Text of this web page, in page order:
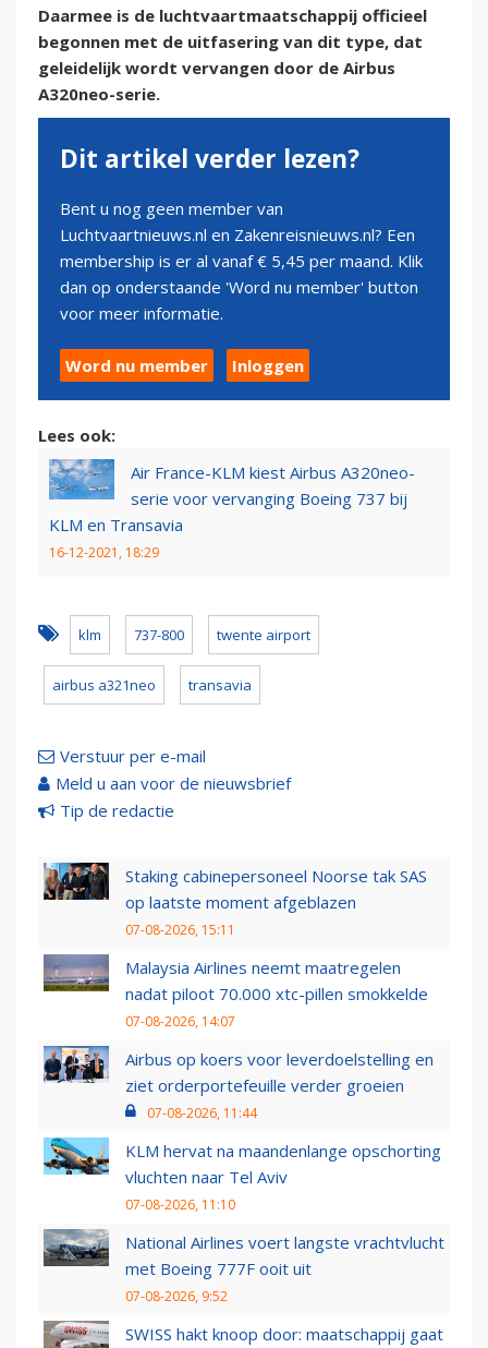
Daarmee is de luchtvaartmaatschappij officieel
begonnen met de uitfasering van dit type, dat
geleidelijk wordt vervangen door de Airbus
A320neo-serie.
Dit artikel verder lezen?
Bent u nog geen member van
Luchtvaartnieuws.nl en Zakenreisnieuws.nl? Een
membership is er al vanaf € 5,45 per maand. Klik
dan op onderstaande 'Word nu member' button
voor meer informatie.
Word nu member Inloggen
Lees ook:
Air France-KLM kiest Airbus A320neo-
serie voor vervanging Boeing 737 bij
KLM en Transavia
16-12-2021, 18:29
klm 737-800 twente airport
airbus a321neo transavia
Verstuur per e-mail
Meld u aan voor de nieuwsbrief
Tip de redactie
Staking cabinepersoneel Noorse tak SAS
op laatste moment afgeblazen
07-08-2026, 15:11
Malaysia Airlines neemt maatregelen
nadat piloot 70.000 xtc-pillen smokkelde
07-08-2026, 14:07
Airbus op koers voor leverdoelstelling en
ziet orderportefeuille verder groeien
07-08-2026, 11:44
KLM hervat na maandenlange opschorting
vluchten naar Tel Aviv
07-08-2026, 11:10
National Airlines voert langste vrachtvlucht
met Boeing 777F ooit uit
07-08-2026, 9:52
SWISS hakt knoop door: maatschappij gaat